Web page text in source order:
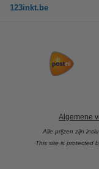
123inkt.be
Algemene
Alle prijzen zijn
This site is protected